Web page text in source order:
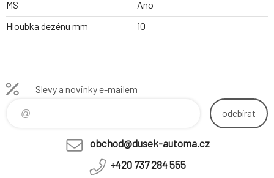
MS
Ano
Hloubka dezénu mm
10
Slevy a novinky e-mailem
odebírat
obchod@dusek-automa.cz
+420 737 284 555